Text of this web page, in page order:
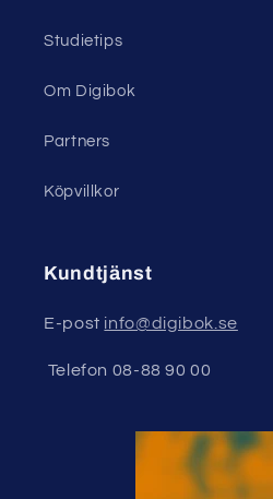
Studietips
Om Digibok
Partners
Köpvillkor
Kundtjänst
E-post info@digibok.se
Telefon 08-88 90 00